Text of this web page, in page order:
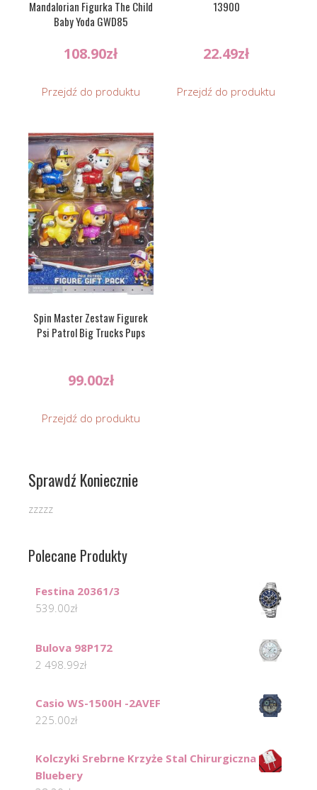
Mandalorian Figurka The Child
Baby Yoda GWD85
108.90zł
Przejdź do produktu
13900
22.49zł
Przejdź do produktu
Spin Master Zestaw Figurek
Psi Patrol Big Trucks Pups
99.00zł
Przejdź do produktu
Sprawdź Koniecznie
zzzzz
Polecane Produkty
Festina 20361/3
539.00zł
Bulova 98P172
2 498.99zł
Casio WS-1500H -2AVEF
225.00zł
Kolczyki Srebrne Krzyże Stal Chirurgiczna
Bluebery